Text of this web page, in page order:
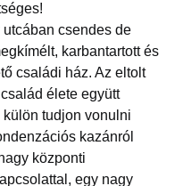
csendes de
karbantartott és
családi ház. Az eltolt
élete együtt
tudjon vonulni
kazánról
központi
egy nagy